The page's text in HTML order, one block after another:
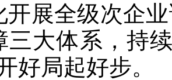
开展全级次企
三大体系，持
好局起好步。